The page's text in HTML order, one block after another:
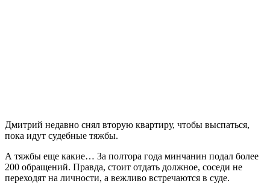
Дмитрий недавно снял вторую квартиру, чтобы выспаться,
пока идут судебные тяжбы.
А тяжбы еще какие… За полтора года минчанин подал более
200 обращений. Правда, стоит отдать должное, соседи не
переходят на личности, а вежливо встречаются в суде.